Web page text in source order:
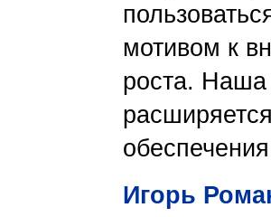
мотивом к
роста. Наша
Игорь